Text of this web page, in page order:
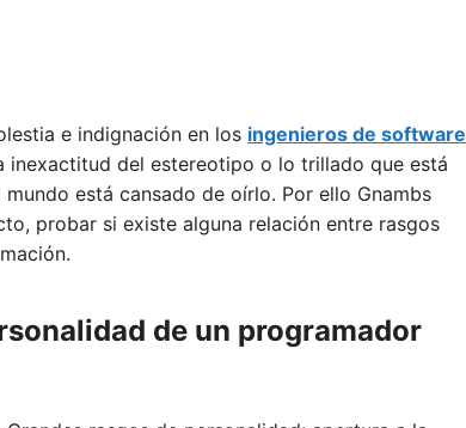
e indignación en los ingenieros de software
inexactitud del estereotipo o lo trillado que está
está cansado de oírlo. Por ello Gnambs
probar si existe alguna relación entre rasgos
de un programador